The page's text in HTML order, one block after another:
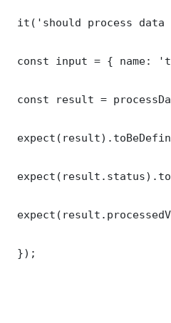
it('should process
const input = { name:
const result =
});